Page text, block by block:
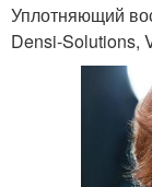
Уплотняющий
Densi-Solutions,